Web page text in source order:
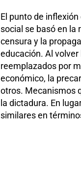
El punto de
social se basó en
censura y la
educación. Al
reemplazados por
económico, la
otros. Mecanismos
la dictadura. En
similares en